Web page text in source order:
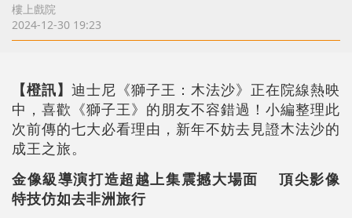
樓上戲院
2024-12-30 19:23
【橙訊】 迪士尼《獅子王：木法沙》正在院線熱映
中，喜歡《獅子王》的朋友不容錯過！小編整理此
次前傳的七大必看理由，新年不妨去見證木法沙的
成王之旅。
金像級導演打造超越上集震撼大場面 頂尖影像
特技仿如去非洲旅行